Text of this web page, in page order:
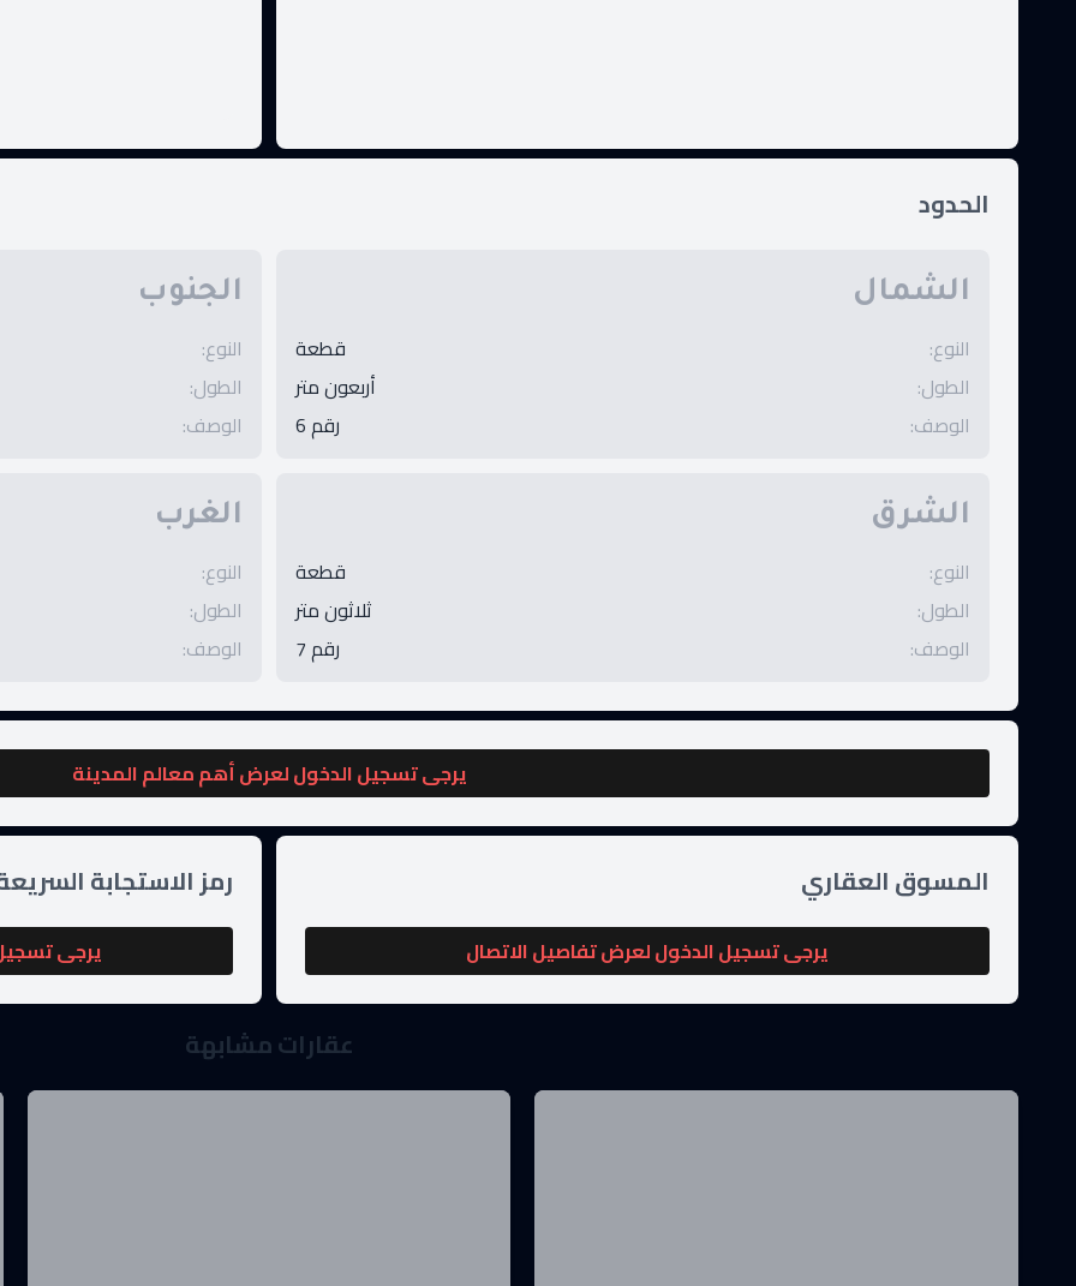
الحدود
الشمال
النوع:
قطعة
الطول:
أربعون متر
الوصف: رقم 6
الجنوب
النوع:
الطول:
الوصف:
الشرق
النوع:
قطعة
الطول:
ثلاثون متر
الوصف: رقم 7
الغرب
النوع:
الطول:
الوصف:
يرجى تسجيل الدخول لعرض أهم معالم المدينة
المسوق العقاري
يرجى تسجيل الدخول لعرض تفاصيل الاتصال
رمز الاستجابة
يرجى
عقارات مشابهة